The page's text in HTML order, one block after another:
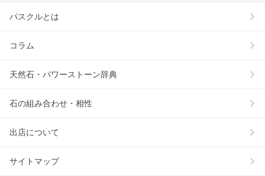
パスクルとは
コラム
天然石・パワーストーン辞典
石の組み合わせ・相性
出店について
サイトマップ